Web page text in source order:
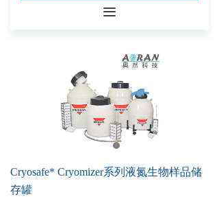
Cryosafe* Cryomizer系列液氮生物样品储
存罐
끀